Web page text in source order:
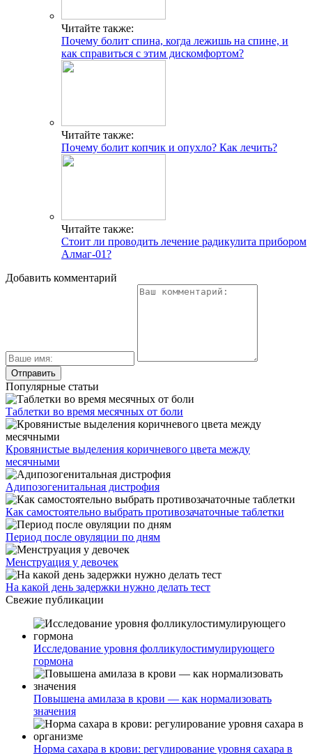
Читайте также:
Почему болит спина, когда лежишь на спине, и
как справиться с этим дискомфортом?
Читайте также:
Почему болит копчик и опухло? Как лечить?
Читайте также:
Стоит ли проводить лечение радикулита прибором
Алмаг-01?
Добавить комментарий
Популярные статьи
Таблетки во время месячных от боли
Кровянистые выделения коричневого цвета между
месячными
Адипозогенитальная дистрофия
Как самостоятельно выбрать противозачаточные таблетки
Период после овуляции по дням
Менструация у девочек
На какой день задержки нужно делать тест
Свежие публикации
Исследование уровня фолликулостимулирующего
гормона
Повышена амилаза в крови — как нормализовать
значения
Норма сахара в крови: регулирование уровня сахара в